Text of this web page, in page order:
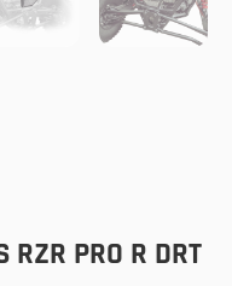
RZR PRO R DRT